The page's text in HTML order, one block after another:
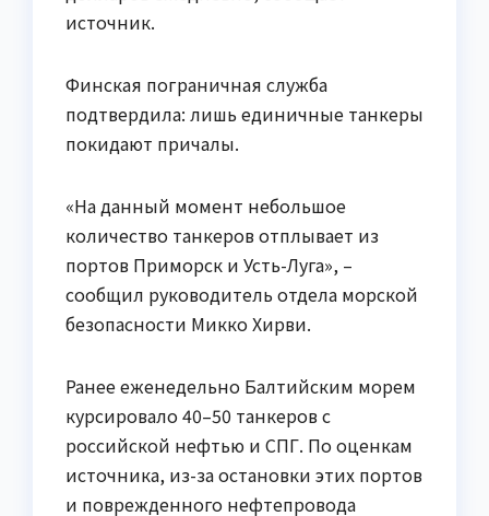
источник.
Финская пограничная служба
подтвердила: лишь единичные танкеры
покидают причалы.
«На данный момент небольшое
количество танкеров отплывает из
портов Приморск и Усть-Луга», –
сообщил руководитель отдела морской
безопасности Микко Хирви.
Ранее еженедельно Балтийским морем
курсировало 40–50 танкеров с
российской нефтью и СПГ. По оценкам
источника, из-за остановки этих портов
и поврежденного нефтепровода